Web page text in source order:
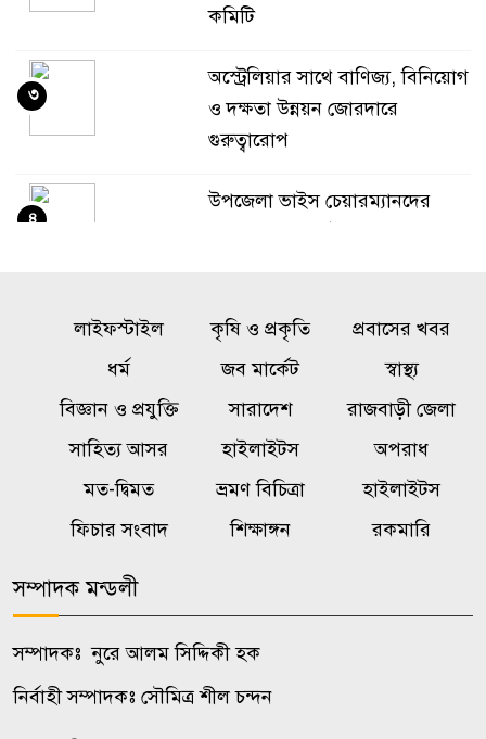
কমিটি
অস্ট্রেলিয়ার সাথে বাণিজ্য, বিনিয়োগ
ও দক্ষতা উন্নয়ন জোরদারে
গুরুত্বারোপ
৩
উপজেলা ভাইস চেয়ারম্যানদের
৪
ভিআইপি-সিআইপিসহ সবার জন্য
বিমানবন্দরে সমান নিরাপত্তা তল্লাশি
আমলাতান্ত্রিক জটিলতা পরিহার করে
দ্রুত কার্যকর ব্যবস্থা গ্রহণের নির্দেশ
মহাদেবপুরে ৯০ লিটার চোলাই মদ
নওগাঁ সদর থানার অভিযানে ১৫০
গ্রেপ্তার
৮
লাইফস্টাইল কৃষি ও প্রকৃতি
প্রবাসের খবর
ধর্ম
জব মার্কেট
স্বাস্থ্য
বিজ্ঞান ও প্রযুক্তি
সারাদেশ
রাজবাড়ী জেলা
সাহিত্য আসর
হাইলাইটস
অপরাধ
মত-দ্বিমত
ভ্রমণ বিচিত্রা
হাইলাইটস
ফিচার সংবাদ
শিক্ষাঙ্গন রকমারি
সম্পাদক মন্ডলী
সম্পাদকঃ নুরে আলম সিদ্দিকী হক
নির্বাহী সম্পাদকঃ সৌমিত্র শীল চন্দন